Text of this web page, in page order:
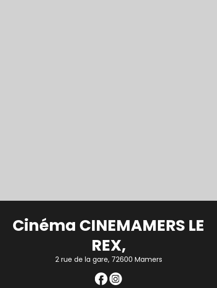
Cinéma CINEMAMERS LE
REX,
2 rue de la gare, 72600 Mamers